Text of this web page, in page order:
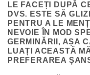
LE FACEȚI DUPĂ
DVS. ESTE SĂ
PENTRU A LE
NEVOIE ÎN MOD
GERMINĂRII, AȘA
LUAȚI ACEASTĂ
PREFERAREA